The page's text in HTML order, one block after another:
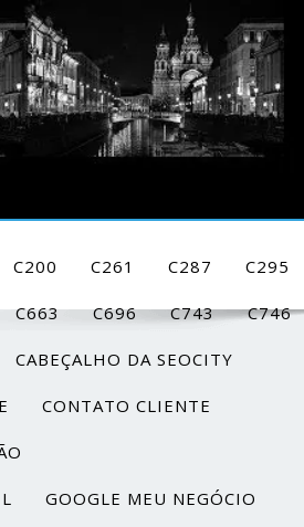
C200 C261 C287 C295
C663 C696 C743 C746
CABEÇALHO DA SEOCITY
CONTATO CLIENTE
GOOGLE MEU NEGÓCIO